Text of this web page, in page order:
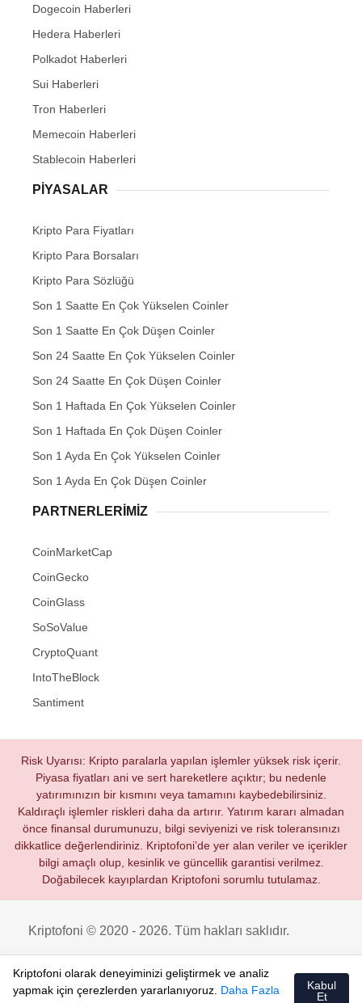
Dogecoin Haberleri
Hedera Haberleri
Polkadot Haberleri
Sui Haberleri
Tron Haberleri
Memecoin Haberleri
Stablecoin Haberleri
PIYASALAR
Kripto Para Fiyatları
Kripto Para Borsaları
Kripto Para Sözlüğü
Son 1 Saatte En Çok Yükselen Coinler
Son 1 Saatte En Çok Düşen Coinler
Son 24 Saatte En Çok Yükselen Coinler
Son 24 Saatte En Çok Düşen Coinler
Son 1 Haftada En Çok Yükselen Coinler
Son 1 Haftada En Çok Düşen Coinler
Son 1 Ayda En Çok Yükselen Coinler
Son 1 Ayda En Çok Düşen Coinler
PARTNERLERIMIZ
CoinMarketCap
CoinGecko
CoinGlass
SoSoValue
CryptoQuant
IntoTheBlock
Santiment
Risk Uyarısı: Kripto paralarla yapılan işlemler yüksek risk içerir.
Piyasa fiyatları ani ve sert hareketlere açıktır; bu nedenle
yatırımınızın bir kısmını veya tamamını kaybedebilirsiniz.
Kaldıraçlı işlemler riskleri daha da artırır. Yatırım kararı almadan
önce finansal durumunuzu, bilgi seviyenizi ve risk toleransınızı
dikkatlice değerlendiriniz. Kriptofoni’de yer alan veriler ve içerikler
bilgi amaçlı olup, kesinlik ve güncellik garantisi verilmez.
Doğabilecek kayıplardan Kriptofoni sorumlu tutulamaz.
Kriptofoni © 2020 - 2026. Tüm hakları saklıdır.
Kriptofoni olarak deneyiminizi geliştirmek ve analiz
yapmak için çerezlerden yararlanıyoruz. Daha Fazla
Kabul
Et